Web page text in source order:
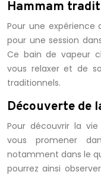
Hammam
Pour une
pour une session
Ce bain de vapeur
vous relaxer et de
traditionnels.
Découverte de
Pour découvrir la
vous promener
notamment dans le
pourrez ainsi